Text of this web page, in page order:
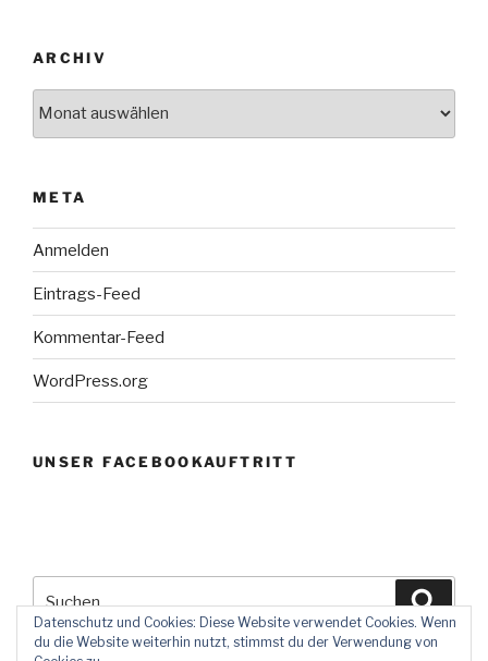
ARCHIV
META
Anmelden
Eintrags-Feed
Kommentar-Feed
WordPress.org
UNSER FACEBOOKAUFTRITT
nach:
Datenschutz und Cookies: Diese Website verwendet Cookies. Wenn
du die Website weiterhin nutzt, stimmst du der Verwendung von